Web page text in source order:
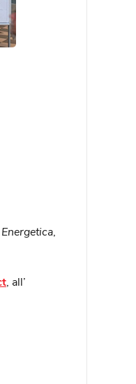
, all’